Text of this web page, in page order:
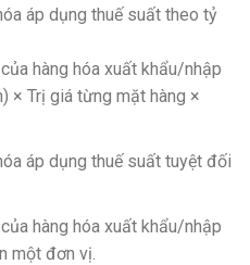
áp dụng thuế suất theo tỷ
hàng hóa xuất khẩu/nhập
× Trị giá từng mặt hàng ×
áp dụng thuế suất tuyệt đối
hàng hóa xuất khẩu/nhập
một đơn vị.